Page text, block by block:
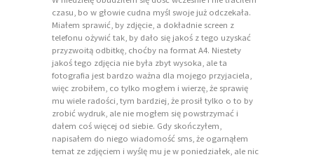
czasu, bo w głowie cudna myśl swoje już odczekała.
Miałem sprawić, by zdjęcie, a dokładnie screen z
telefonu ożywić tak, by dało się jakoś z tego uzyskać
przyzwoitą odbitkę, choćby na format A4. Niestety
jakoś tego zdjęcia nie była zbyt wysoka, ale ta
fotografia jest bardzo ważna dla mojego przyjaciela,
więc zrobiłem, co tylko mogłem i wierzę, że sprawię
mu wiele radości, tym bardziej, że prosił tylko o to by
zrobić wydruk, ale nie mogłem się powstrzymać i
dałem coś więcej od siebie. Gdy skończyłem,
napisałem do niego wiadomość sms, że ogarnąłem
temat ze zdjęciem i wyślę mu je w poniedziałek, ale nic